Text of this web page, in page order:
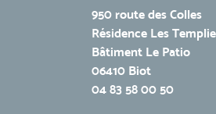
950 route des Colles
Résidence Les
Bâtiment Le Patio
06410 Biot
04 83 58 00 50